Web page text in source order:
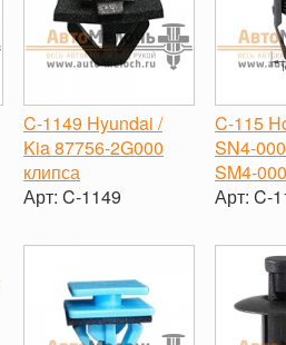
C-1149 Hyundai /
Kia 87756-2G000
клипса
Арт: C-1149
-
+
C-115
SN4-
SM4-
Арт: C-
-